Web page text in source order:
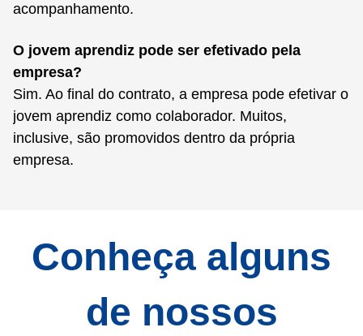
acompanhamento.
O jovem aprendiz pode ser efetivado pela
empresa?
Sim. Ao final do contrato, a empresa pode efetivar o
jovem aprendiz como colaborador. Muitos,
inclusive, são promovidos dentro da própria
empresa.
Conheça alguns
de nossos